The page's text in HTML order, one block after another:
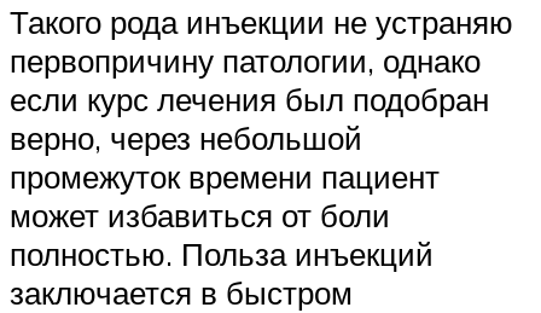
Такого рода инъекции не устраняю
первопричину патологии, однако
если курс лечения был подобран
верно, через небольшой
промежуток времени пациент
может избавиться от боли
полностью. Польза инъекций
заключается в быстром